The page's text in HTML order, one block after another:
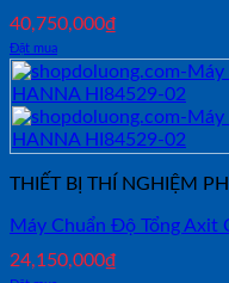
40,750,000₫
Đặt mua
THIẾT BỊ THÍ NGHIỆM
Máy Chuẩn Độ Tổng Axit
24,150,000₫